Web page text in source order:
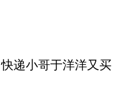
递小哥于洋洋又买